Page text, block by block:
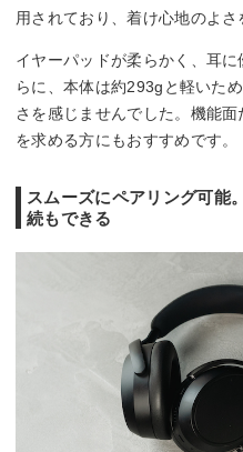
用されており、着け心地のよさ
イヤーパッドが柔らかく、耳
らに、本体は約293gと軽いた
さを感じませんでした。機能
を求める方にもおすすめです。
スムーズにペアリング可能
続もできる